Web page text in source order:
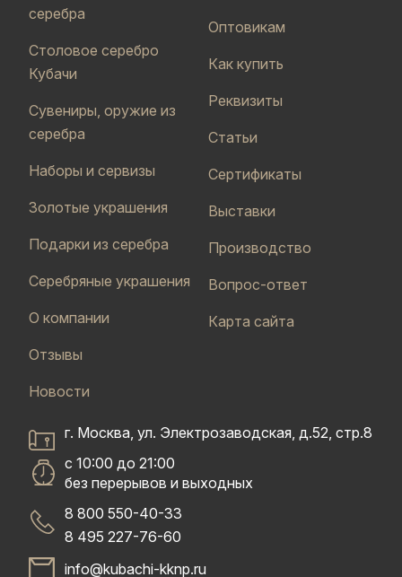
серебра
Столовое серебро
Кубачи
Сувениры, оружие из
серебра
Наборы и сервизы
Золотые украшения
Подарки из серебра
Серебряные украшения
О компании
Отзывы
Новости
Оптовикам
Как купить
Реквизиты
Статьи
Сертификаты
Выставки
Производство
Вопрос-ответ
Карта сайта
г. Москва, ул. Электрозаводская, д.52, стр.8
с 10:00 до 21:00
без перерывов и выходных
8 800 550-40-33
8 495 227-76-60
info@kubachi-kknp.ru